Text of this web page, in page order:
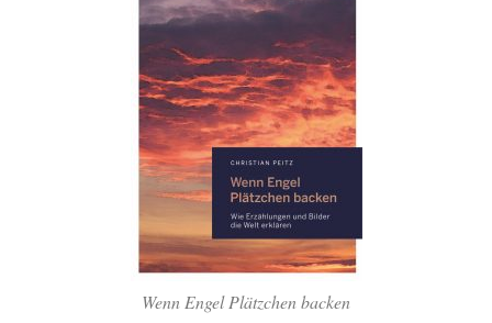
Wenn Engel Plätzchen backen